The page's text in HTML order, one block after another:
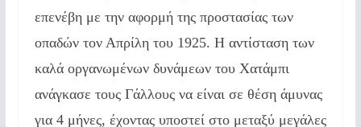
επενέβη με την αφορμή της προστασίας των
οπαδών τον Απρίλη του 1925. Η αντίσταση των
καλά οργανωμένων δυνάμεων του Χατάμπι
ανάγκασε τους Γάλλους να είναι σε θέση άμυνας
για 4 μήνες, έχοντας υποστεί στο μεταξύ μεγάλες